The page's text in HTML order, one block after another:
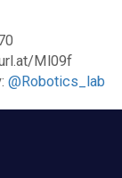
Ml09f
@Robotics_lab